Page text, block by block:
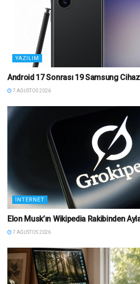
YAZILIM
Android 17 Sonrası 19 Samsung
7 AĞUSTOS 2026
İNTERNET
Elon Musk’ın Wikipedia Rakibinden
7 AĞUSTOS 2026